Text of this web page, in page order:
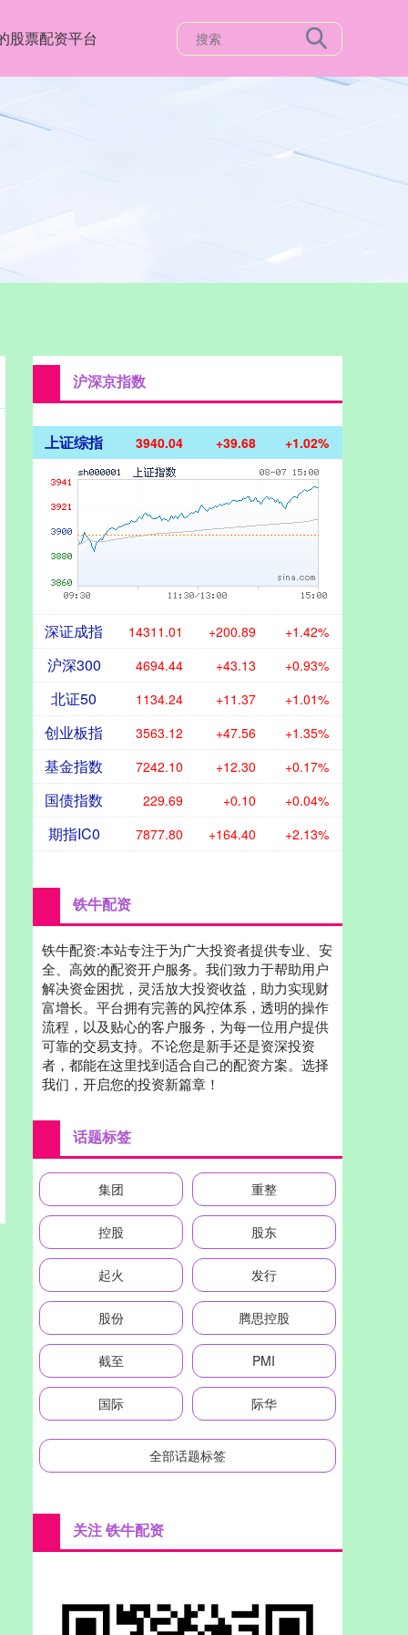
股票配资平台
沪深京指数
上证综指 3940.04 +39.68 +1.02%
深证成指 14311.01 +200.89 +1.42%
沪深300 4694.44 +43.13 +0.93%
北证50 1134.24 +11.37 +1.01%
创业板指 3563.12 +47.56 +1.35%
基金指数 7242.10 +12.30 +0.17%
国债指数 229.69 +0.10 +0.04%
期指IC0 7877.80 +164.40 +2.13%
铁牛配资
铁牛配资:本站专注于为广大投资者提供专业、安
全、高效的配资开户服务。我们致力于帮助用户
解决资金困扰，灵活放大投资收益，助力实现财
富增长。平台拥有完善的风控体系，透明的操作
流程，以及贴心的客户服务，为每一位用户提供
可靠的交易支持。不论您是新手还是资深投资
者，都能在这里找到适合自己的配资方案。选择
我们，开启您的投资新篇章！
话题标签
集团 重整
控股 股东
起火 发行
股份 腾思控股
截至 PMI
国际 际华
全部话题标签
关注 铁牛配资